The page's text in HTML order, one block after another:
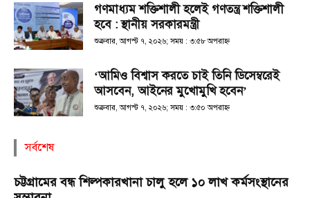
গণমাধ্যম শক্তিশালী হলেই গণতন্ত্র শক্তিশালী
হবে : স্থানীয় সরকারমন্ত্রী
শুক্রবার, আগস্ট ৭, ২০২৬; সময় : ৩:৫৮ অপরাহ্ণ
‘আমিও বিশ্বাস করতে চাই তিনি ডিসেম্বরেই
আসবেন, আইনের মুখোমুখি হবেন’
শুক্রবার, আগস্ট ৭, ২০২৬; সময় : ৩:৫০ অপরাহ্ণ
সর্বশেষ
চট্টগ্রামের বন্ধ শিল্পকারখানা চালু হলে ১০ লাখ কর্মসংস্থানের